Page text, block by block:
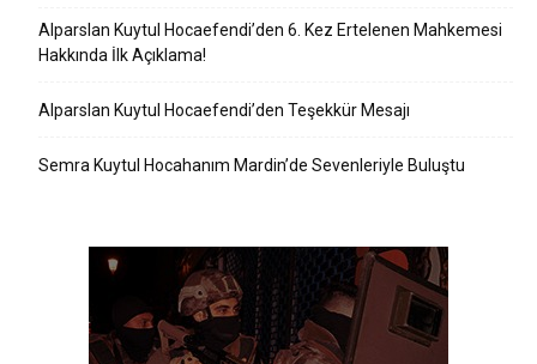
Alparslan Kuytul Hocaefendi’den 6. Kez Ertelenen Mahkemesi
Hakkında İlk Açıklama!
Alparslan Kuytul Hocaefendi’den Teşekkür Mesajı
Semra Kuytul Hocahanım Mardin’de Sevenleriyle Buluştu